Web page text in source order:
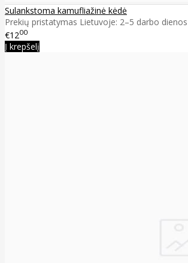
Sulankstoma kamufliažinė kėdė
Prekių pristatymas Lietuvoje: 2–5 darbo
€1200
Į krepšelį